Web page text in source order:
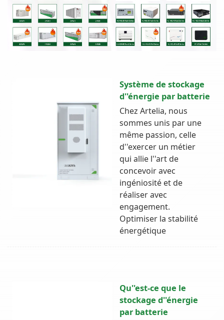
Système de stockage
d''énergie par batterie
Chez Artelia, nous
sommes unis par une
même passion, celle
d''exercer un métier
qui allie l''art de
concevoir avec
ingéniosité et de
réaliser avec
engagement.
Optimiser la stabilité
énergétique
Qu''est-ce que le
stockage d''énergie
par batterie